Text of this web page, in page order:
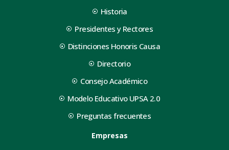
Historia
Presidentes y Rectores
Distinciones Honoris Causa
Directorio
Consejo Académico
Modelo Educativo UPSA 2.0
Preguntas frecuentes
Empresas